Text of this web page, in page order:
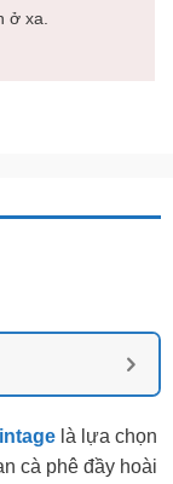
ở xa.
là lựa chọn
cà phê đầy hoài